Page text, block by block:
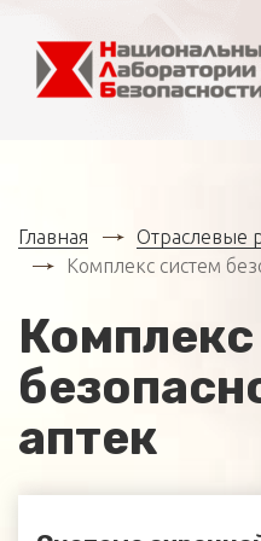
Главная
Отраслевые
Комплекс систем
аптек